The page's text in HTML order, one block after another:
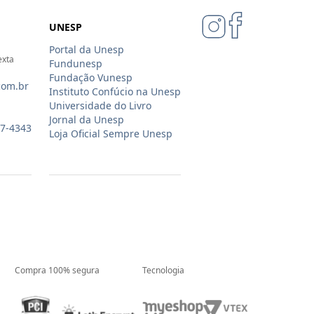
4343
UNESP
Portal da Unesp
Fundunesp
Fundação Vunesp
Instituto Confúcio na Unesp
Universidade do Livro
Jornal da Unesp
Loja Oficial Sempre Unesp
Compra 100% segura Tecnologia